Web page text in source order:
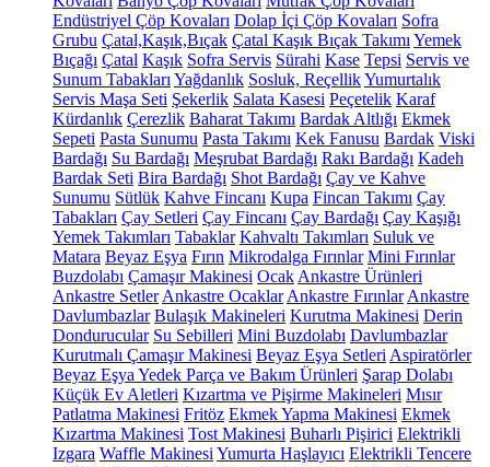
Endüstriyel Çöp Kovaları Dolap İçi Çöp Kovaları Sofra
Grubu Çatal,Kaşık,Bıçak Çatal Kaşık Bıçak Takımı Yemek
Bıçağı Çatal Kaşık Sofra Servis Sürahi Kase Tepsi Servis ve
Sunum Tabakları Yağdanlık Sosluk, ReçellikYumurtalık
Servis Maşa Seti Şekerlik Salata Kasesi Peçetelik Karaf
Kürdanlık Çerezlik Baharat Takımı Bardak Altlığı Ekmek
Sepeti Pasta Sunumu Pasta Takımı Kek Fanusu Bardak Viski
Bardağı Su Bardağı Meşrubat Bardağı Rakı Bardağı Kadeh
Bardak Seti Bira Bardağı Shot Bardağı Çay ve Kahve
Sunumu Sütlük Kahve Fincanı Kupa Fincan Takımı Çay
Tabakları Çay Setleri Çay Fincanı Çay Bardağı Çay Kaşığı
Yemek Takımları Tabaklar Kahvaltı Takımları Suluk ve
Matara Beyaz Eşya Fırın Mikrodalga Fırınlar Mini Fırınlar
Buzdolabı Çamaşır Makinesi Ocak Ankastre Ürünleri
Ankastre Setler Ankastre Ocaklar Ankastre Fırınlar Ankastre
Davlumbazlar Bulaşık Makineleri Kurutma Makinesi Derin
Dondurucular Su Sebilleri Mini Buzdolabı Davlumbazlar
Kurutmalı Çamaşır Makinesi Beyaz Eşya Setleri Aspiratörler
Beyaz Eşya Yedek Parça ve Bakım Ürünleri Şarap Dolabı
Küçük Ev Aletleri Kızartma ve Pişirme Makineleri Mısır
Patlatma Makinesi Fritöz Ekmek Yapma Makinesi Ekmek
Kızartma Makinesi Tost Makinesi Buharlı Pişirici Elektrikli
Izgara Waffle Makinesi Yumurta Haşlayıcı Elektrikli Tencere